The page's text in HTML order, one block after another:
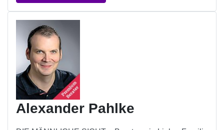
Alexander Pahlke